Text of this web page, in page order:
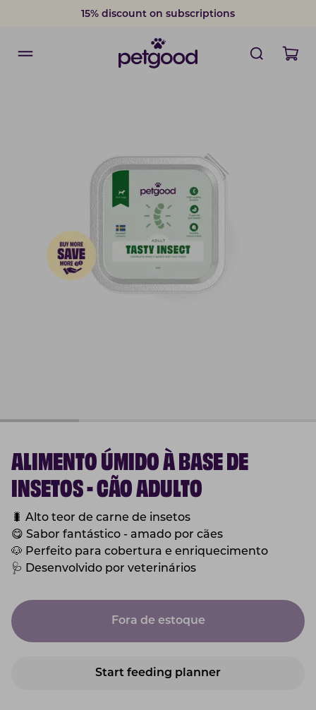
15% discount on subscriptions
ALIMENTO ÚMIDO À BASE DE
INSETOS - CÃO ADULTO
🐛 Alto teor de carne de insetos
😋 Sabor fantástico - amado por cães
🐶 Perfeito para cobertura e enriquecimento
🩺 Desenvolvido por veterinários
Fora de estoque
Start feeding planner